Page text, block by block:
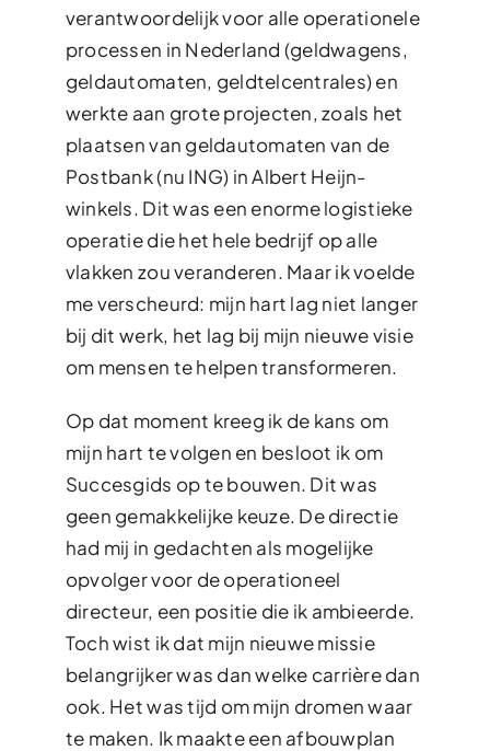
verantwoordelijk voor alle operationele
processen in Nederland (geldwagens,
geldautomaten, geldtelcentrales) en
werkte aan grote projecten, zoals het
plaatsen van geldautomaten van de
Postbank (nu ING) in Albert Heijn-
winkels. Dit was een enorme logistieke
operatie die het hele bedrijf op alle
vlakken zou veranderen. Maar ik voelde
me verscheurd: mijn hart lag niet langer
bij dit werk, het lag bij mijn nieuwe visie
om mensen te helpen transformeren.
Op dat moment kreeg ik de kans om
mijn hart te volgen en besloot ik om
Succesgids op te bouwen. Dit was
geen gemakkelijke keuze. De directie
had mij in gedachten als mogelijke
opvolger voor de operationeel
directeur, een positie die ik ambieerde.
Toch wist ik dat mijn nieuwe missie
belangrijker was dan welke carrière dan
ook. Het was tijd om mijn dromen waar
te maken. Ik maakte een afbouwplan